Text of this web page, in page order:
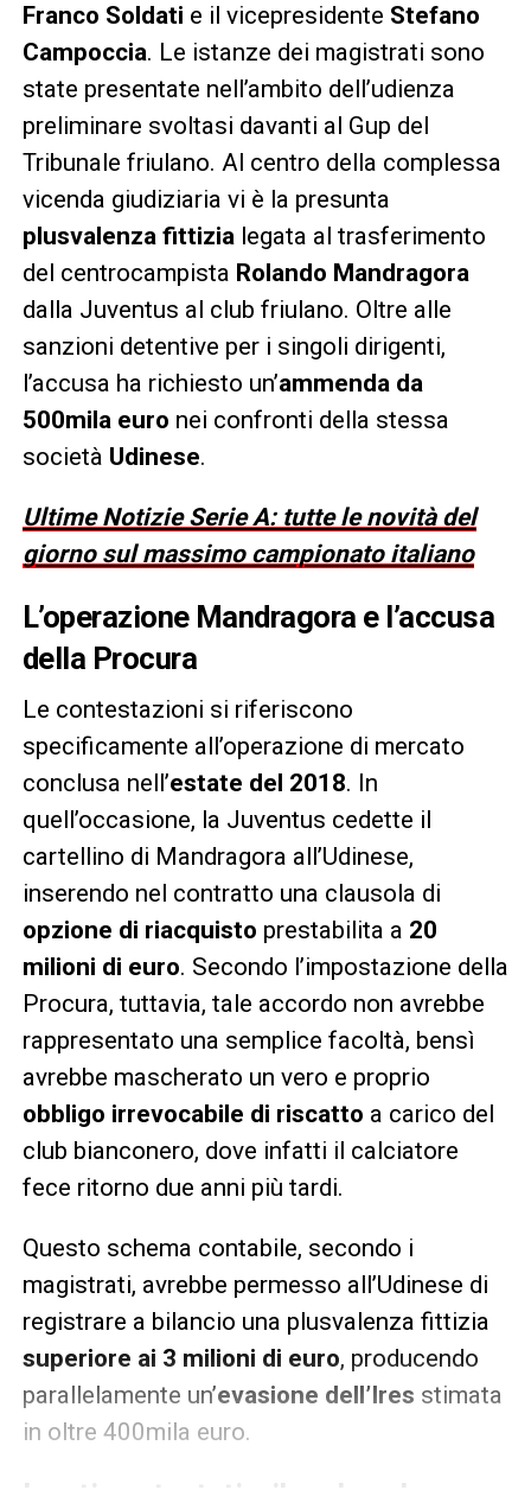
Franco Soldati e il vicepresidente Stefano
Campoccia. Le istanze dei magistrati sono
state presentate nell’ambito dell’udienza
preliminare svoltasi davanti al Gup del
Tribunale friulano. Al centro della complessa
vicenda giudiziaria vi è la presunta
plusvalenza fittizialegata al trasferimento
del centrocampista Rolando Mandragora
dalla Juventus al club friulano. Oltre alle
sanzioni detentive per i singoli dirigenti,
l’accusa ha richiesto un’ammenda da
500mila euro nei confronti della stessa
società Udinese.
Ultime Notizie Serie A: tutte le novità del
giorno sul massimo campionato italiano
L’operazione Mandragora e l’accusa
della Procura
Le contestazioni si riferiscono
specificamente all’operazione di mercato
conclusa nell’estate del 2018. In
quell’occasione, la Juventus cedette il
cartellino di Mandragora all’Udinese,
inserendo nel contratto una clausola di
opzione di riacquisto prestabilita a 20
milioni di euro. Secondo l’impostazione della
Procura, tuttavia, tale accordo non avrebbe
rappresentato una semplice facoltà, bensì
avrebbe mascherato un vero e proprio
obbligo irrevocabile di riscatto a carico del
club bianconero, dove infatti il calciatore
fece ritorno due anni più tardi.
Questo schema contabile, secondo i
magistrati, avrebbe permesso all’Udinese di
registrare a bilancio una plusvalenza fittizia
superiore ai 3 milioni di euro, producendo
parallelamente un’evasione dell’Ires stimata
in oltre 400mila euro.